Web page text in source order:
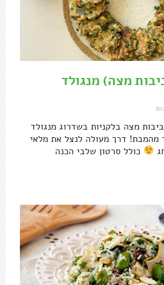
מצה) מנגולד
מצה בלקניות בשדרוג מנגולד
מהמבת! דרך מעולה לנצל את מלאי
כולל סרטון שלבי הכנה